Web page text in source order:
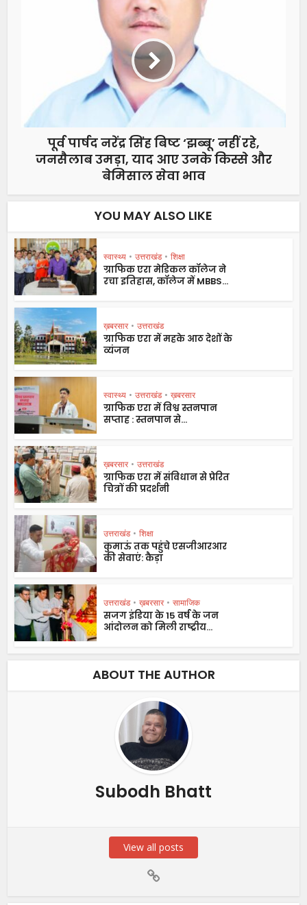
पूर्व पार्षद नरेंद्र सिंह बिष्ट ‘झब्बू’ नहीं रहे,
जनसैलाब उमड़ा, याद आए उनके किस्से और
बेमिसाल सेवा भाव
YOU MAY ALSO LIKE
स्वास्थ्य • उत्तराखंड • शिक्षा
ग्राफिक एरा मेडिकल कॉलेज ने
रचा इतिहास, कॉलेज में MBBS...
ख़बरसार • उत्तराखंड
ग्राफिक एरा में महके आठ देशों के
व्यंजन
स्वास्थ्य • उत्तराखंड • ख़बरसार
ग्राफिक एरा में विश्व स्तनपान
सप्ताह : स्तनपान से...
ख़बरसार • उत्तराखंड
ग्राफिक एरा में संविधान से प्रेरित
चित्रों की प्रदर्शनी
उत्तराखंड • शिक्षा
कुमाऊं तक पहुंचे एसजीआरआर
की सेवाएं: कैड़ा
उत्तराखंड • ख़बरसार • सामाजिक
सजग इंडिया के 15 वर्ष के जन
आंदोलन को मिली राष्ट्रीय...
ABOUT THE AUTHOR
Subodh Bhatt
View all posts